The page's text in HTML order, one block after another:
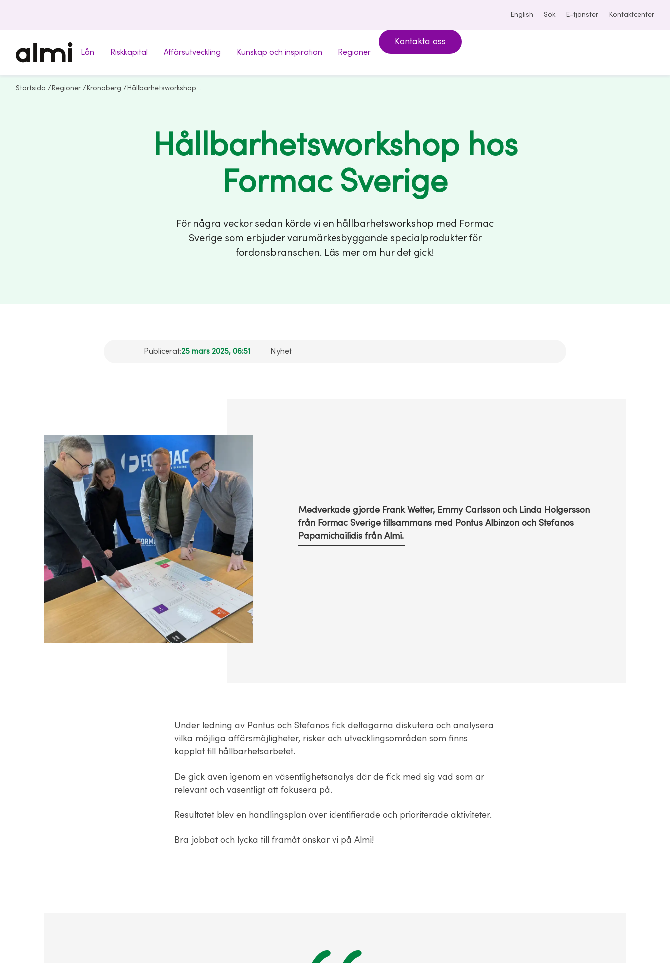
English Sök E-tjänster Kontaktcenter
Lån Riskkapital Affärsutveckling Kunskap och inspiration Regioner
Kontakta oss
Startsida / Regioner / Kronoberg / Hållbarhetsworkshop hos Formac Sverige
Hållbarhetsworkshop hos
Formac Sverige
För några veckor sedan körde vi en hållbarhetsworkshop med Formac
Sverige som erbjuder varumärkesbyggande specialprodukter för
fordonsbranschen. Läs mer om hur det gick!
Publicerat:25 mars 2025, 06:51 Nyhet
Medverkade gjorde Frank Wetter, Emmy Carlsson och Linda Holgersson
från Formac Sverige tillsammans med Pontus Albinzon och Stefanos
Papamichailidis från Almi.
Under ledning av Pontus och Stefanos fick deltagarna diskutera och analysera
vilka möjliga affärsmöjligheter, risker och utvecklingsområden som finns
kopplat till hållbarhetsarbetet.
De gick även igenom en väsentlighetsanalys där de fick med sig vad som är
relevant och väsentligt att fokusera på.
Resultatet blev en handlingsplan över identifierade och prioriterade aktiviteter.
Bra jobbat och lycka till framåt önskar vi på Almi!